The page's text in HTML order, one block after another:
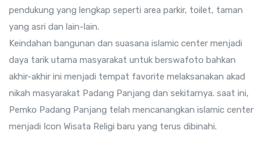
pendukung yang lengkap seperti area parkir, toilet, taman
yang asri dan lain-lain.
Keindahan bangunan dan suasana islamic center menjadi
daya tarik utama masyarakat untuk berswafoto bahkan
akhir-akhir ini menjadi tempat favorite melaksanakan akad
nikah masyarakat Padang Panjang dan sekitarnya. saat ini,
Pemko Padang Panjang telah mencanangkan islamic center
menjadi Icon Wisata Religi baru yang terus dibinahi.